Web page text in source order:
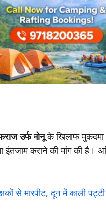
उर्फ मोनूके खिलाफ मुकदमा
कराने की मांग की है।
से मारपीट, दून में काली